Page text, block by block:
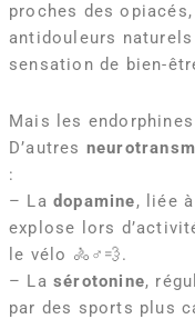
proches des
antidouleurs
sensation de bien-
Mais les
D’autres
:
– La dopamine, liée
explose lors
le vélo 🚴♂️💨.
– La sérotonine,
par des sports plus